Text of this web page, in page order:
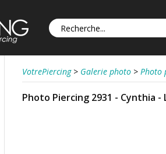
VotrePiercing > Galerie photo > Photo
Photo Piercing 2931 - Cynthia -